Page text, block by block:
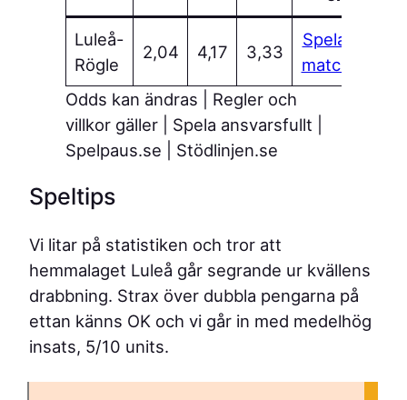
Luleå-
Rögle
2,04 4,17 3,33
Spela på
matchen
Odds kan ändras | Regler och
villkor gäller | Spela ansvarsfullt |
Spelpaus.se | Stödlinjen.se
Speltips
Vi litar på statistiken och tror att
hemmalaget Luleå går segrande ur kvällens
drabbning. Strax över dubbla pengarna på
ettan känns OK och vi går in med medelhög
insats, 5/10 units.